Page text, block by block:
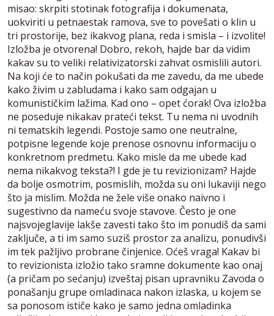
misao: skrpiti stotinak fotografija i dokumenata,
uokviriti u petnaestak ramova, sve to povešati o klin u
tri prostorije, bez ikakvog plana, reda i smisla – i izvolite!
Izložba je otvorena! Dobro, rekoh, hajde bar da vidim
kakav su to veliki relativizatorski zahvat osmislili autori.
Na koji će to način pokušati da me zavedu, da me ubede
kako živim u zabludama i kako sam odgajan u
komunističkim lažima. Kad ono – opet ćorak! Ova izložba
ne poseduje nikakav prateći tekst. Tu nema ni uvodnih
ni tematskih legendi. Postoje samo one neutralne,
potpisne legende koje prenose osnovnu informaciju o
konkretnom predmetu. Kako misle da me ubede kad
nema nikakvog teksta?! I gde je tu revizionizam? Hajde
da bolje osmotrim, posmislih, možda su oni lukaviji nego
što ja mislim. Možda ne žele više onako naivno i
sugestivno da nameću svoje stavove. Često je one
najsvojeglavije lakše zavesti tako što im ponudiš da sami
zaključe, a ti im samo suziš prostor za analizu, ponudivši
im tek pažljivo probrane činjenice. Oćeš vraga! Kakav bi
to revizionista izložio tako sramne dokumente kao onaj
(a pričam po sećanju) izveštaj pisan upravniku Zavoda o
ponašanju grupe omladinaca nakon izlaska, u kojem se
sa ponosom ističe kako je samo jedna omladinka